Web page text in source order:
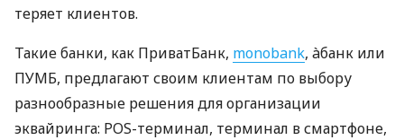
теряет клиентов.
Такие банки, как ПриватБанк, monobank, àбанк или
ПУМБ, предлагают своим клиентам по выбору
разнообразные решения для организации
эквайринга: POS-терминал, терминал в смартфоне,